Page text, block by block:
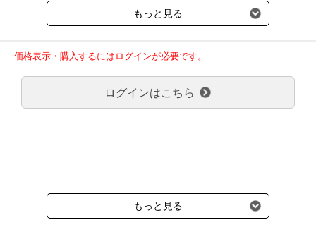
●有効性：皮膚病変部で効力を発揮
●投与方法：投与は1日1回のスプレータイプ
0.584mg/mL
●効能又は効果：犬のアレルギー性皮膚炎による症状の緩和
●内容量：76mL／31mL(ミニ)
※2017年11月14日（火）より沖縄県へのお届けにつきましては、1
回のご注文金額（税込）が、30,000円以上で配送無料となります。
ご了承のほどよろしくお願い致します。
弊社都合でお届けが２回以上に分かれる場合の送料負担は、１回分
のみで新たな送料は発生しません。
大型商品送料が必要な商品をご注文の場合は、大型商品送料のみご
負担頂きます。
受けます。
もっと見る
価格表示・購入するにはログインが必要です。
ログインはこちら
もっと見る